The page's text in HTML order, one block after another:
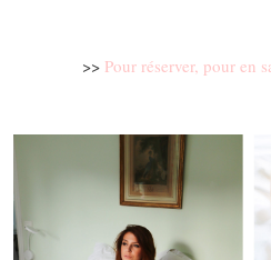
>> Pour réserver, pour en